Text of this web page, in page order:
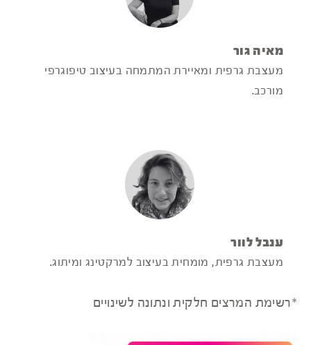
מאיה גור
מעצבת גרפית ומאיירת המתמחה בעיצוב טיפוגרפי
מורכב.
ענבל לוור
מעצבת גרפית, מומחית בעיצוב למרקטינג ומיתוג.
*רשימת המרצים חלקית ונתונה לשינויים